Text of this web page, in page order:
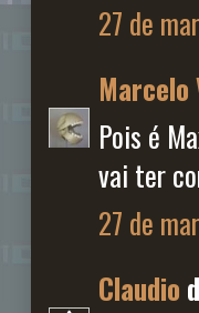
27 de
Marcelo
Pois é
vai ter
27 de
Claudio